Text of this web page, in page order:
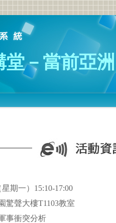
堂－當前亞
期一）15:10-17:00
驚聲大樓T1103教室
事衝突分析